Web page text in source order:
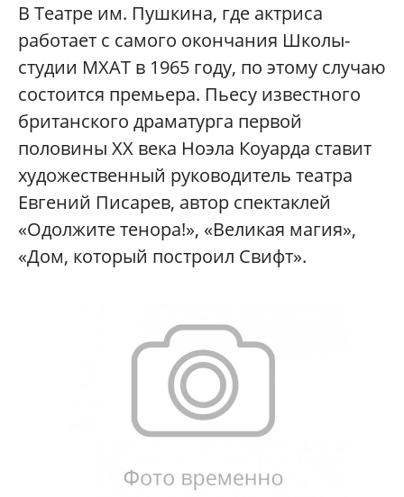
В Театре им. Пушкина, где актриса
работает с самого окончания Школы-
студии МХАТ в 1965 году, по этому случаю
состоится премьера. Пьесу известного
британского драматурга первой
половины XX века Ноэла Коуарда ставит
художественный руководитель театра
Евгений Писарев, автор спектаклей
«Одолжите тенора!», «Великая магия»,
«Дом, который построил Свифт».